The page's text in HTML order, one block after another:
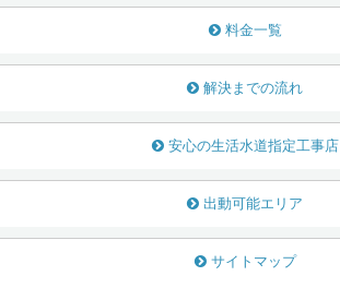
料金一覧
解決までの流れ
安心の生活水道指定工事店
出動可能エリア
サイトマップ